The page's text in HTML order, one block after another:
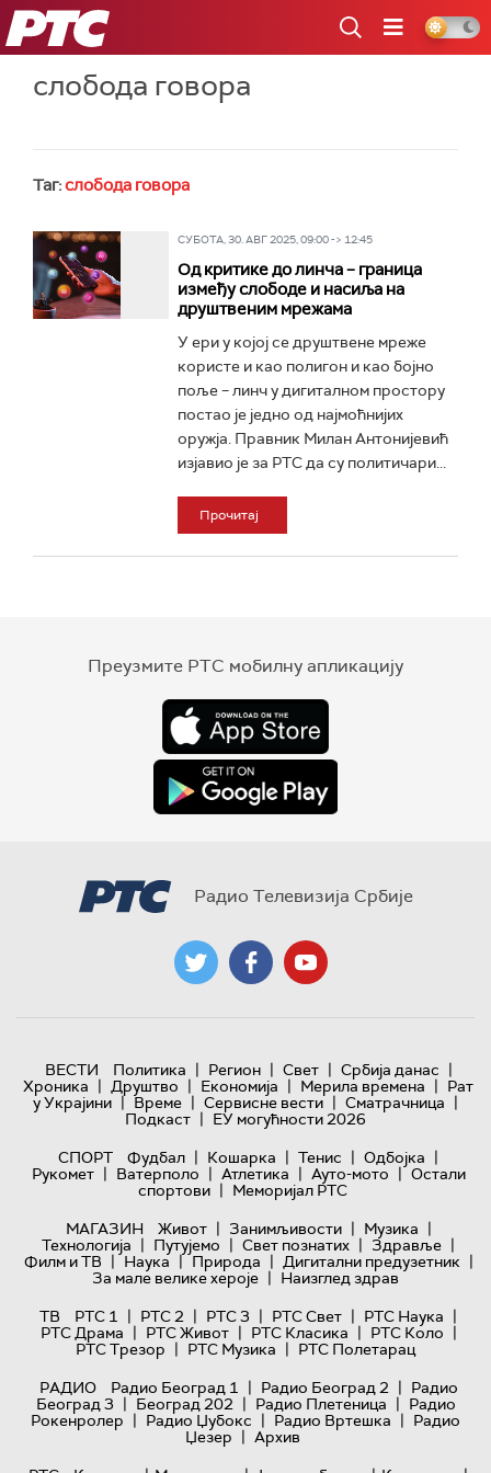
РТС
слобода говора
Таг:слобода говора
СУБОТА, 30. АВГ 2025, 09:00 -> 12:45
Од критике до линча – граница
између слободе и насиља на
друштвеним мрежама
У ери у којој се друштвене мреже
користе и као полигон и као бојно
поље – линч у дигиталном простору
постао је једно од најмоћнијих
оружја. Правник Милан Антонијевић
изјавио је за РТС да су политичари...
Прочитај
Преузмите РТС мобилну апликацију
Радио Телевизија Србије
ВЕСТИ Политика | Регион | Свет | Србија данас |
Хроника | Друштво | Економија | Мерила времена | Рат
у Украјини | Време | Сервисне вести | Сматрачница |
Подкаст | ЕУ могућности 2026
СПОРТ
Фудбал | Кошарка | Тенис | Одбојка |
Рукомет | Ватерполо | Атлетика | Ауто-мото | Остали
спортови | Меморијал РТС
МАГАЗИН
Живот | Занимљивости | Музика |
Технологијa | Путујемо | Свет познатих | Здравље |
Филм и ТВ | Наука | Природа | Дигитални предузетник |
За мале велике хероје | Наизглед здрав
ТВ
РТС 1 | РТС 2 | РТС 3 | РТС Свет | РТС Наука |
РТС Драма | РТС Живот | РТС Класика | РТС Коло |
РТС Трезор | РТС Музика | РТС Полетарац
РАДИО
Радио Београд 1 | Радио Београд 2 | Радио
Београд 3 | Београд 202 | Радио Плетеница | Радио
Рокенролер | Радио Џубокс | Радио Вртешка | Радио
Џезер | Архив